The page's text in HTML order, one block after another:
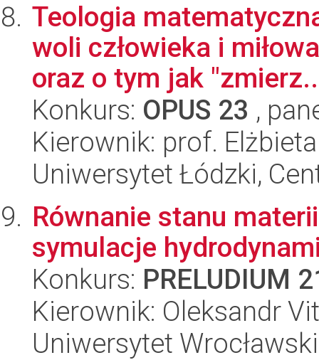
Teologia
woli człowieka i
oraz o tym jak
Konkurs: OPUS 23 ,
Kierownik: prof.
Uniwersytet Łódzki,
Równanie stanu
symulacje
Konkurs: PRELUDIUM
Kierownik: Oleksandr
Uniwersytet